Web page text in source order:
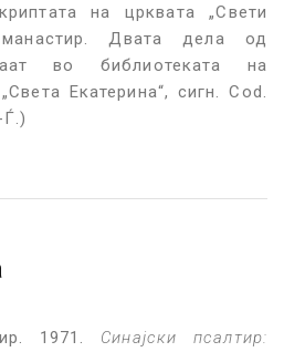
на црквата „Свети
Двата дела од
во библиотеката на
Екатерина“, сигн. Cod.
1971. Синајски псалтир: